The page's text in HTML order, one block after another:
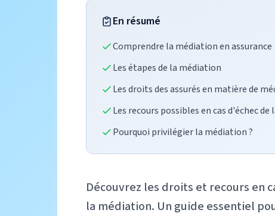
En résumé
Comprendre la médiation en assurance
Les étapes de la médiation
Les droits des assurés en matière de
Les recours possibles en cas d'échec
Pourquoi privilégier la médiation ?
Découvrez les droits et recours en
la médiation. Un guide essentiel